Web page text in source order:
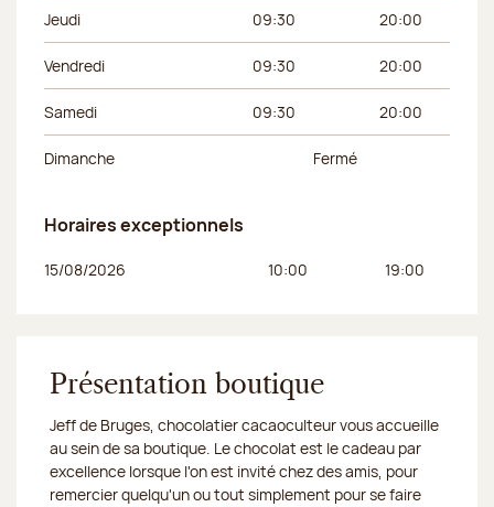
Jeudi 09:30 20:00
Vendredi 09:30 20:00
Samedi 09:30 20:00
Dimanche Fermé
Horaires exceptionnels
Jour de la semaine Horaires du matin Horaires de
15/08/2026 10:00 19:00
Présentation boutique
Jeff de Bruges, chocolatier cacaoculteur vous accueille
au sein de sa boutique. Le chocolat est le cadeau par
excellence lorsque l'on est invité chez des amis, pour
remercier quelqu'un ou tout simplement pour se faire